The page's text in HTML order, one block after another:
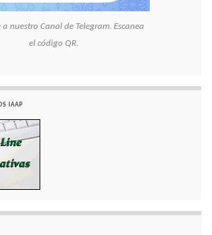
a nuestro Canal de Telegram. Escanea
el código QR.
IAAP